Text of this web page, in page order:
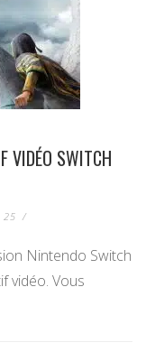
VIDÉO SWITCH
25 /
Nintendo Switch
vidéo. Vous